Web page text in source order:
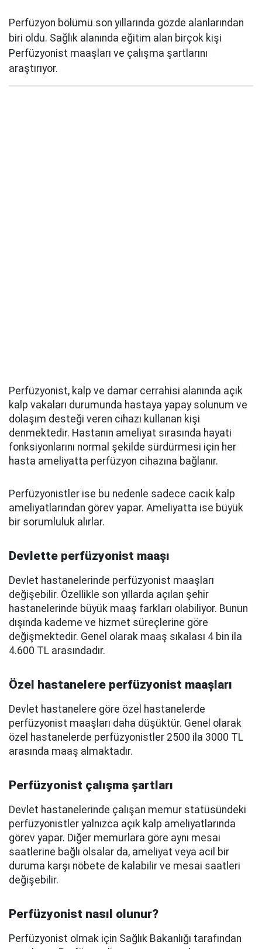
Perfüzyon bölümü son yıllarında gözde alanlarından
biri oldu. Sağlık alanında eğitim alan birçok kişi
Perfüzyonist maaşları ve çalışma şartlarını
araştırıyor.
Perfüzyonist, kalp ve damar cerrahisi alanında açık
kalp vakaları durumunda hastaya yapay solunum ve
dolaşım desteği veren cihazı kullanan kişi
denmektedir. Hastanın ameliyat sırasında hayati
fonksiyonlarını normal şekilde sürdürmesi için her
hasta ameliyatta perfüzyon cihazına bağlanır.
Perfüzyonistler ise bu nedenle sadece cacık kalp
ameliyatlarından görev yapar. Ameliyatta ise büyük
bir sorumluluk alırlar.
Devlette perfüzyonist maaşı
Devlet hastanelerinde perfüzyonist maaşları
değişebilir. Özellikle son yıllarda açılan şehir
hastanelerinde büyük maaş farkları olabiliyor. Bunun
dışında kademe ve hizmet süreçlerine göre
değişmektedir. Genel olarak maaş sıkalası 4 bin ila
4.600 TL arasındadır.
Özel hastanelere perfüzyonist maaşları
Devlet hastanelere göre özel hastanelerde
perfüzyonist maaşları daha düşüktür. Genel olarak
özel hastanelerde perfüzyonistler 2500 ila 3000 TL
arasında maaş almaktadır.
Perfüzyonist çalışma şartları
Devlet hastanelerinde çalışan memur statüsündeki
perfüzyonistler yalnızca açık kalp ameliyatlarında
görev yapar. Diğer memurlara göre aynı mesai
saatlerine bağlı olsalar da, ameliyat veya acil bir
duruma karşı nöbete de kalabilir ve mesai saatleri
değişebilir.
Perfüzyonist nasıl olunur?
Perfüzyonist olmak için Sağlık Bakanlığı tarafından